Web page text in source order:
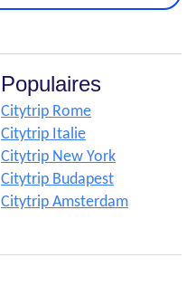
Populaires
Citytrip Rome
Citytrip Italie
Citytrip New York
Citytrip Budapest
Citytrip Amsterdam